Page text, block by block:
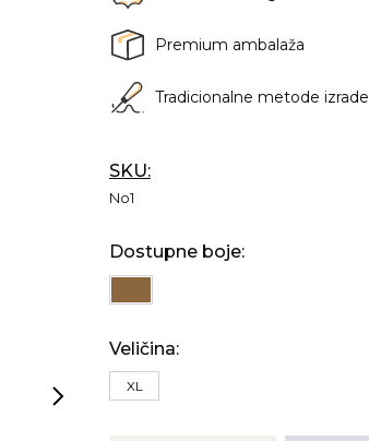
Premium ambalaža
Tradicionalne metode izrade
SKU:
No1
Dostupne boje:
Veličina:
XL